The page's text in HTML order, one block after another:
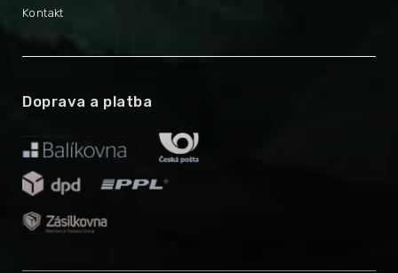
Kontakt
Doprava a platba